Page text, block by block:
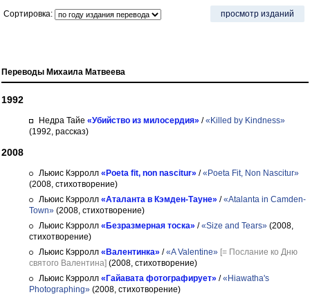
Сортировка: просмотр изданий
Переводы Михаила Матвеева
1992
Недра Тайе «Убийство из милосердия» /«Killed by Kindness»
(1992, рассказ)
2008
Льюис Кэрролл «Poeta fit, non nascitur» /«Poeta Fit, Non Nascitur»
(2008, стихотворение)
Льюис Кэрролл «Аталанта в Кэмден-Тауне» /«Atalanta in Camden-
Town» (2008, стихотворение)
Льюис Кэрролл «Безразмерная тоска» /«Size and Tears» (2008,
стихотворение)
Льюис Кэрролл «Валентинка» /«A Valentine» [= Послание ко Дню
святого Валентина] (2008, стихотворение)
Льюис Кэрролл «Гайавата фотографирует» /«Hiawatha's
Photographing» (2008, стихотворение)